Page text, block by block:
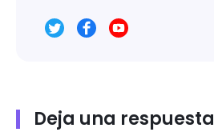
Deja una respuesta